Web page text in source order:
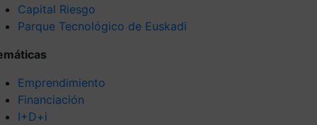
Capital Riesgo
Parque Tecnológico de Euskadi
Emprendimiento
Financiación
I+D+i